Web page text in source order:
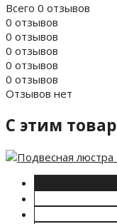
Всего 0 отзывов
0 отзывов
0 отзывов
0 отзывов
0 отзывов
0 отзывов
Отзывов нет
C этим